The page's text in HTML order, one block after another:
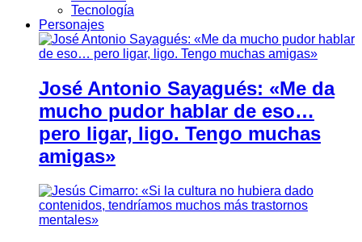
Tecnología
Personajes
José Antonio Sayagués: «Me da
mucho pudor hablar de eso…
pero ligar, ligo. Tengo muchas
amigas»